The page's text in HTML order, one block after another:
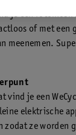
je een fotokiosk
of met een
meenemen.
vind je een
elektrische
zodat ze worden